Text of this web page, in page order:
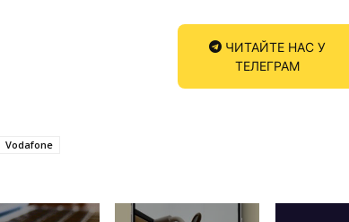
ЧИТАЙТЕ НАС У
ТЕЛЕГРАМ
Vodafone